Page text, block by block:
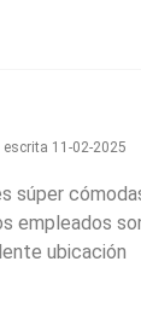
11-02-2025
súper
empleados
ubicación